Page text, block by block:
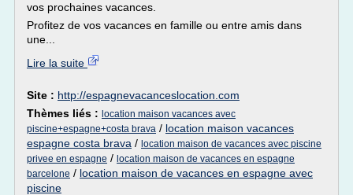
vos prochaines vacances.
Profitez de vos vacances en famille ou entre amis dans
une...
Lire la suite
Site : http://espagnevacanceslocation.com
Thèmes liés : location maison vacances avec
piscine+espagne+costa brava / location maison vacances
espagne costa brava / location maison de vacances avec piscine
privee en espagne / location maison de vacances en espagne
barcelone / location maison de vacances en espagne avec
piscine